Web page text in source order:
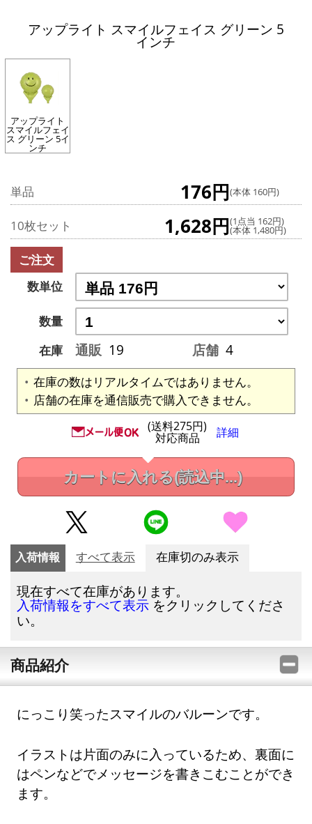
アップライト スマイルフェイス グリーン 5
インチ
アップライト
スマイルフェイ
ス グリーン 5イ
ンチ
単品 176円(本体 160円)
10枚セット 1,628円(1点当 162円)
(本体 1,480円)
ご注文
数単位
数量
在庫
通販 19 店舗 4
在庫の数はリアルタイムではありません。
店舗の在庫を通信販売で購入できません。
(送料275円)
対応商品 詳細
カートに入れる(読込中...)
入荷情報 すべて表示 在庫切のみ表示
現在すべて在庫があります。
入荷情報をすべて表示 をクリックしてくださ
い。
商品紹介
にっこり笑ったスマイルのバルーンです。
イラストは片面のみに入っているため、裏面に
はペンなどでメッセージを書きこむことができ
ます。